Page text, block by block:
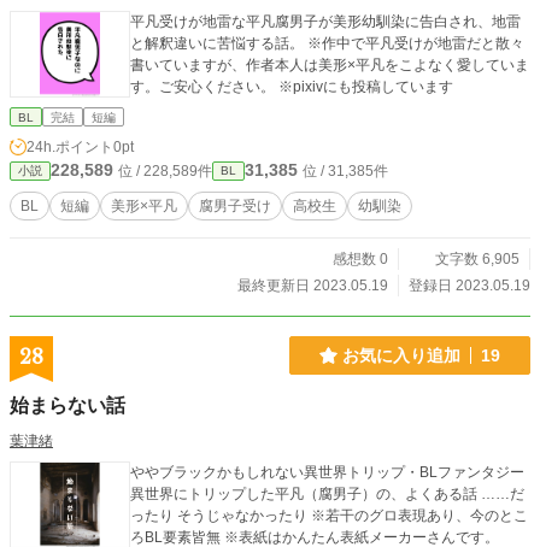
平凡受けが地雷な平凡腐男子が美形幼馴染に告白され、地雷
と解釈違いに苦悩する話。 ※作中で平凡受けが地雷だと散々
書いていますが、作者本人は美形×平凡をこよなく愛していま
す。ご安心ください。 ※pixivにも投稿しています
BL 完結 短編
24h.ポイント 0pt
小説 228,589 位 / 228,589件 BL 31,385 位 / 31,385件
BL 短編 美形×平凡 腐男子受け 高校生 幼馴染
感想数 0
文字数 6,905
最終更新日 2023.05.19
登録日 2023.05.19
28 お気に入り追加 19
始まらない話
葉津緒
ややブラックかもしれない異世界トリップ・BLファンタジー
異世界にトリップした平凡（腐男子）の、よくある話 ……だ
ったり そうじゃなかったり ※若干のグロ表現あり、今のとこ
ろBL要素皆無 ※表紙はかんたん表紙メーカーさんです。